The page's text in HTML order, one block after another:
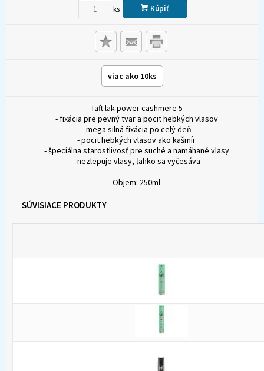
ks Kúpiť
viac ako 10ks
Taft lak power cashmere 5
- fixácia pre pevný tvar a pocit hebkých vlasov
- mega silná fixácia po celý deň
- pocit hebkých vlasov ako kašmír
- špeciálna starostlivosť pre suché a namáhané vlasy
- nezlepuje vlasy, ľahko sa vyčesáva
Objem: 250ml
SÚVISIACE PRODUKTY